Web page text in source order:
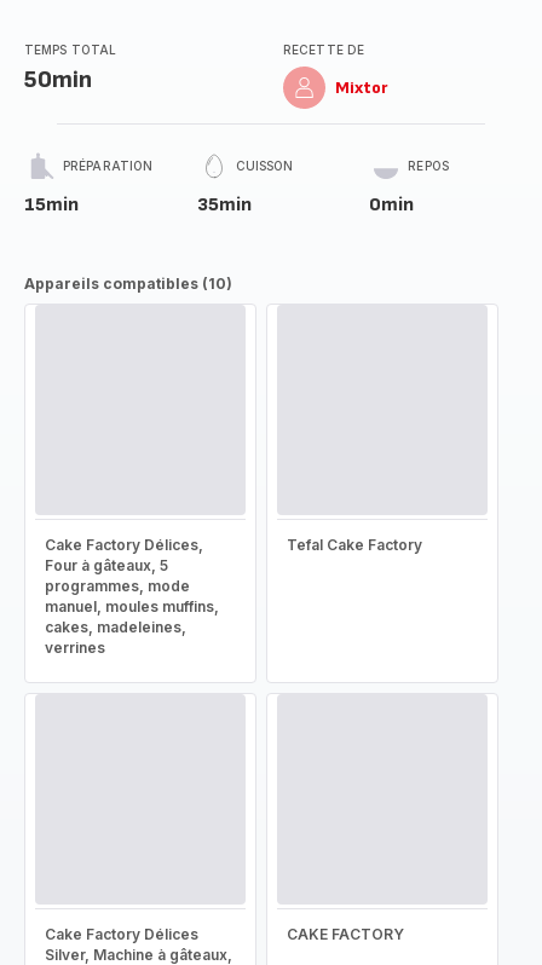
TEMPS TOTAL
50min
RECETTE DE
Mixtor
PRÉPARATION
15min
CUISSON
35min
REPOS
0min
Appareils compatibles (10)
Cake Factory Délices,
Four à gâteaux, 5
programmes, mode
manuel, moules muffins,
cakes, madeleines,
verrines
Tefal Cake Factory
Cake Factory Délices
Silver, Machine à gâteaux,
CAKE FACTORY